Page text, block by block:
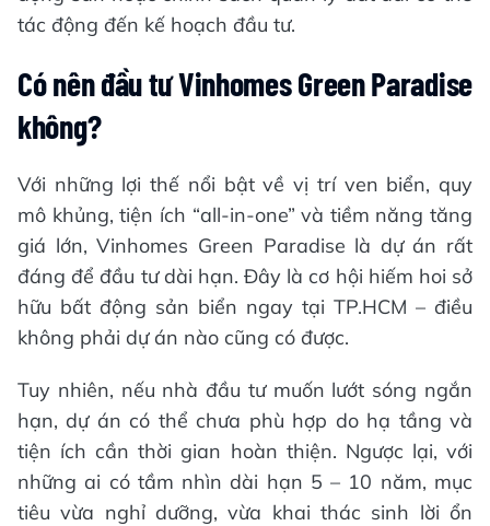
tác động đến kế hoạch đầu tư.
Có nên đầu tư Vinhomes Green Paradise
không?
Với những lợi thế nổi bật về vị trí ven biển, quy
mô khủng, tiện ích “all-in-one” và tiềm năng tăng
giá lớn, Vinhomes Green Paradise là dự án rất
đáng để đầu tư dài hạn. Đây là cơ hội hiếm hoi sở
hữu bất động sản biển ngay tại TP.HCM – điều
không phải dự án nào cũng có được.
Tuy nhiên, nếu nhà đầu tư muốn lướt sóng ngắn
hạn, dự án có thể chưa phù hợp do hạ tầng và
tiện ích cần thời gian hoàn thiện. Ngược lại, với
những ai có tầm nhìn dài hạn 5 – 10 năm, mục
tiêu vừa nghỉ dưỡng, vừa khai thác sinh lời ổn